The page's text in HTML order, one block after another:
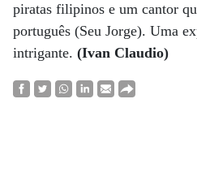
piratas filipinos e um cantor
português (Seu Jorge). Uma
intrigante. (Ivan Claudio)